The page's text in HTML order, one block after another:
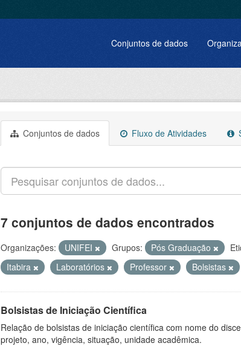
Conjuntos de dados
Conjuntos de dados Fluxo de Atividades
7 conjuntos de dados encontrados
Organizações: UNIFEI Grupos: Pós Graduação
Itabira
Laboratórios Professor Bolsistas
Bolsistas de Iniciação Científica
Relação de bolsistas de iniciação científica com nome do
projeto, ano, vigência, situação, unidade acadêmica.